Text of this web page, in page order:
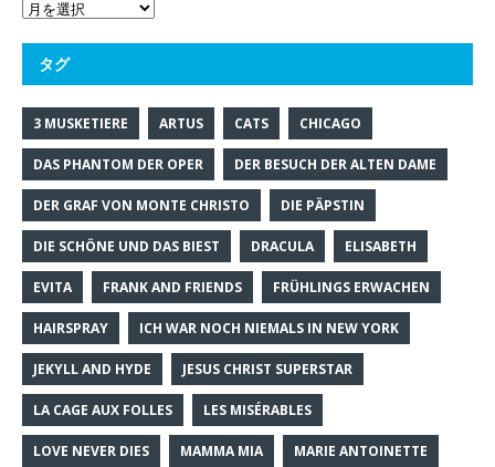
タグ
3 MUSKETIERE ARTUS CATS CHICAGO
DAS PHANTOM DER OPER DER BESUCH DER ALTEN DAME
DER GRAF VON MONTE CHRISTO DIE PÄPSTIN
DIE SCHÖNE UND DAS BIEST DRACULA ELISABETH
EVITA FRANK AND FRIENDS FRÜHLINGS ERWACHEN
HAIRSPRAY ICH WAR NOCH NIEMALS IN NEW YORK
JEKYLL AND HYDE JESUS CHRIST SUPERSTAR
LA CAGE AUX FOLLES LES MISÉRABLES
LOVE NEVER DIES MAMMA MIA MARIE ANTOINETTE